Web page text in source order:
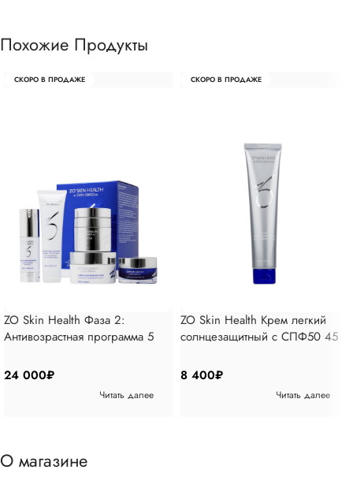
Похожие Продукты
СКОРО В ПРОДАЖЕ
ZO Skin Health Фаза 2:
Антивозрастная программа 5
24 000₽
Читать далее
СКОРО В ПРОДАЖЕ
ZO Skin Health Крем легкий
солнцезащитный с СПФ50 45
8 400₽
Читать далее
О магазине